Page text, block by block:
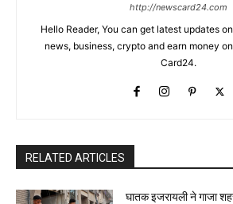
http://newscard24.com
Hello Reader, You can get latest updates
news, business, crypto and earn money
Card24.
RELATED ARTICLES
घातक इजरायली ने गाजा